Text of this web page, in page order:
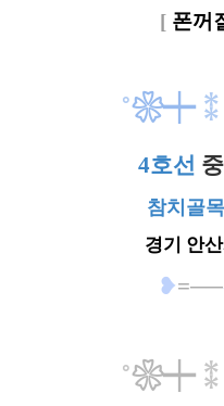
[ 폰꺼
˚❀┿⁑
4호선
참치골목
경기 안
❥=──
˚❀┿⁑